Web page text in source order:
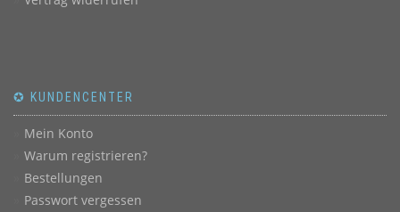
✪ KUNDENCENTER
Mein Konto
Warum registrieren?
Bestellungen
Passwort vergessen